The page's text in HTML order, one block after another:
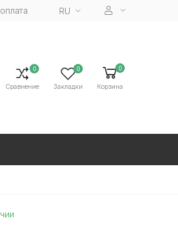
RU
0
Сравнение
0
Закладки
0
Корзина